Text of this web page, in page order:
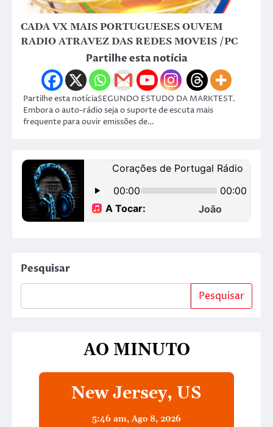
CADA VX MAIS PORTUGUESES OUVEM
RADIO ATRAVEZ DAS REDES MOVEIS /PC
Partilhe esta notícia
Partilhe esta notíciaSEGUNDO ESTUDO DA MARKTEST.
Embora o auto-rádio seja o suporte de escuta mais
frequente para ouvir emissões de…
Pesquisar
Pesquisar
AO MINUTO
New Jersey, US
5:46 am, Ago 8, 2026